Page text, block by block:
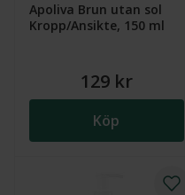
Apoliva Brun utan sol
Kropp/Ansikte, 150 ml
129 kr
Köp